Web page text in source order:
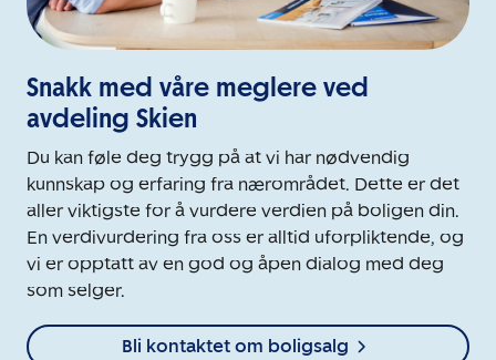
Snakk med våre meglere ved
avdeling Skien
Du kan føle deg trygg på at vi har nødvendig
kunnskap og erfaring fra nærområdet. Dette er det
aller viktigste for å vurdere verdien på boligen din.
En verdivurdering fra oss er alltid uforpliktende, og
vi er opptatt av en god og åpen dialog med deg
som selger.
Bli kontaktet om boligsalg